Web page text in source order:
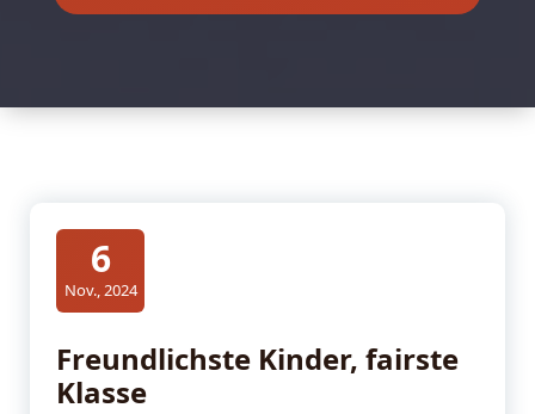
6
Nov., 2024
Freundlichste Kinder, fairste
Klasse